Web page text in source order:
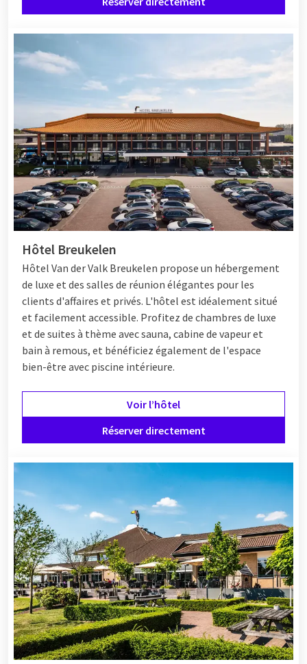
Hôtel Breukelen
Hôtel Van der Valk Breukelen propose un hébergement
de luxe et des salles de réunion élégantes pour les
clients d'affaires et privés. L'hôtel est idéalement situé
et facilement accessible. Profitez de chambres de luxe
et de suites à thème avec sauna, cabine de vapeur et
bain à remous, et bénéficiez également de l'espace
bien-être avec piscine intérieure.
Voir l’hôtel
Réserver directement